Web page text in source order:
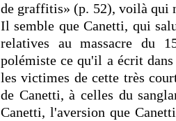
de graffitis» (p. 52), voilà qui
Il semble que Canetti, qui
relatives au massacre du
polémiste ce qu'il a écrit
les victimes de cette très
de Canetti, à celles du
Canetti, l'aversion que